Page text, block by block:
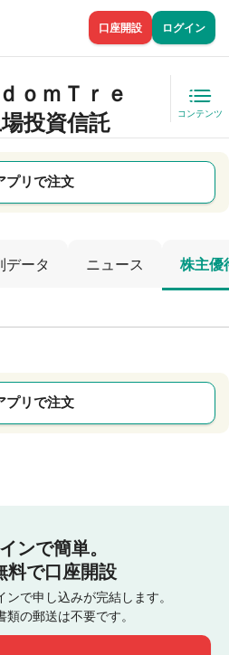
口座開設 ログイン
ｏｍＴｒｅ
投資信託
コンテンツ
プリで注文
データ ニュース 株主優
プリで注文
ンで簡単。
料で口座開設
で申し込みが完結します。
類の郵送は不要です。